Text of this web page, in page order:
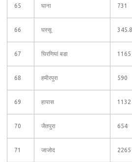
65 घाना 731
66 घस्सू
67 घिरणियां बडा 1165
68 हमीरपुरा 590
69 हापास 1132
70 जैतपुरा 654
71 जाजोद 2265